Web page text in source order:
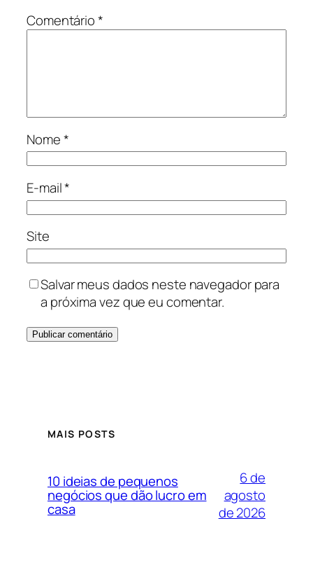
Comentário*
Nome*
E-mail*
Site
Salvar meus dados neste navegador para
a próxima vez que eu comentar.
MAIS POSTS
10 ideias de pequenos
negócios que dão lucro em
casa
6 de
agosto
de 2026